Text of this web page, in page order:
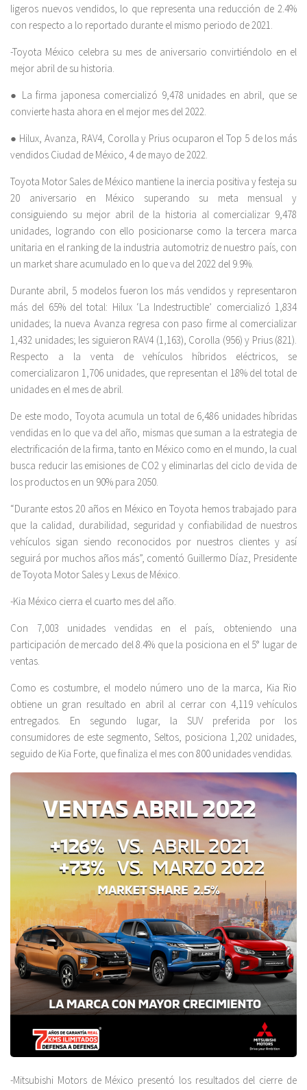
ligeros nuevos vendidos, lo que representa una reducción de 2.4%
con respecto a lo reportado durante el mismo periodo de 2021.
-Toyota México celebra su mes de aniversario convirtiéndolo en el
mejor abril de su historia.
● La firma japonesa comercializó 9,478 unidades en abril, que se
convierte hasta ahora en el mejor mes del 2022.
● Hilux, Avanza, RAV4, Corolla y Prius ocuparon el Top 5 de los más
vendidos Ciudad de México, 4 de mayo de 2022.
Toyota Motor Sales de México mantiene la inercia positiva y festeja su
20 aniversario en México superando su meta mensual y
consiguiendo su mejor abril de la historia al comercializar 9,478
unidades, logrando con ello posicionarse como la tercera marca
unitaria en el ranking de la industria automotriz de nuestro país, con
un market share acumulado en lo que va del 2022 del 9.9%.
Durante abril, 5 modelos fueron los más vendidos y representaron
más del 65% del total: Hilux ‘La Indestructible’ comercializó 1,834
unidades; la nueva Avanza regresa con paso firme al comercializar
1,432 unidades; les siguieron RAV4 (1,163), Corolla (956) y Prius (821).
Respecto a la venta de vehículos híbridos eléctricos, se
comercializaron 1,706 unidades, que representan el 18% del total de
unidades en el mes de abril.
De este modo, Toyota acumula un total de 6,486 unidades híbridas
vendidas en lo que va del año, mismas que suman a la estrategia de
electrificación de la firma, tanto en México como en el mundo, la cual
busca reducir las emisiones de CO2 y eliminarlas del ciclo de vida de
los productos en un 90% para 2050.
“Durante estos 20 años en México en Toyota hemos trabajado para
que la calidad, durabilidad, seguridad y confiabilidad de nuestros
vehículos sigan siendo reconocidos por nuestros clientes y así
seguirá por muchos años más”, comentó Guillermo Díaz, Presidente
de Toyota Motor Sales y Lexus de México.
-Kia México cierra el cuarto mes del año.
Con 7,003 unidades vendidas en el país, obteniendo una
participación de mercado del 8.4% que la posiciona en el 5° lugar de
ventas.
Como es costumbre, el modelo número uno de la marca, Kia Rio
obtiene un gran resultado en abril al cerrar con 4,119 vehículos
entregados. En segundo lugar, la SUV preferida por los
consumidores de este segmento, Seltos, posiciona 1,202 unidades,
seguido de Kia Forte, que finaliza el mes con 800 unidades vendidas.
-Mitsubishi Motors de México presentó los resultados del cierre de